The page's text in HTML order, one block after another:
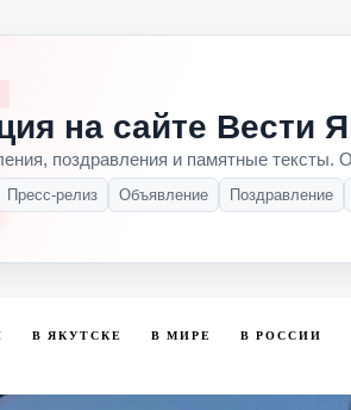
на сайте Вести
поздравления и памятные тексты.
Пресс-релиз Объявление Поздравление
В ЯКУТСКЕ В МИРЕ В РОССИИ